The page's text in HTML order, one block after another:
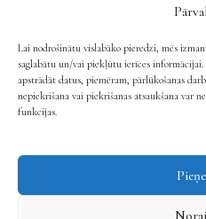
Lai nodrošinātu vislabāko pieredzi, mēs
saglabātu un/vai piekļūtu ierīces
apstrādāt datus, piemēram, pārlūkošanas
nepiekrišana vai piekrišanas atsaukšana var
funkcijas.
Sīkdatnes